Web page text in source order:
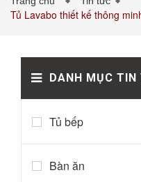
Tủ Lavabo thiết kế thông
DANH MỤC TIN
Tủ bếp
Bàn ăn